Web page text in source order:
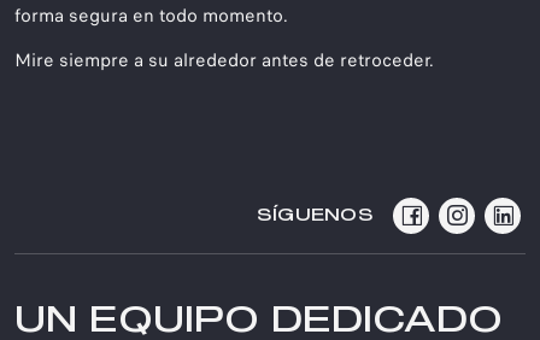
forma segura en todo momento.
Mire siempre a su alrededor antes de retroceder.
SÍGUENOS
UN EQUIPO DEDICADO